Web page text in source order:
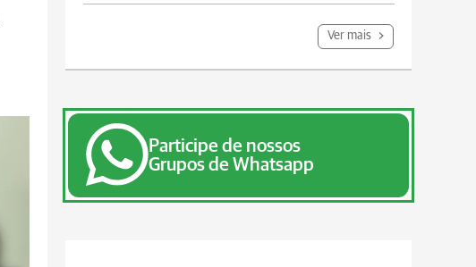
Ver mais
Participe de nossos
Grupos de Whatsapp